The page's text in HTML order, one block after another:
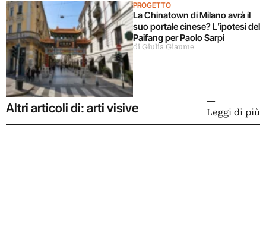
PROGETTO
La Chinatown di Milano avrà il
suo portale cinese? L’ipotesi del
Paifang per Paolo Sarpi
di Giulia Giaume
Altri articoli di: arti visive Leggi di più